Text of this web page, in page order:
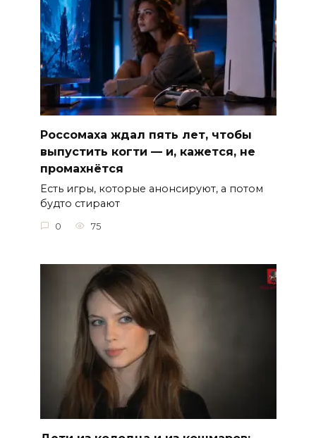
Россомаха ждал пять лет, чтобы
выпустить когти — и, кажется, не
промахнётся
Есть игры, которые анонсируют, а потом
будто стирают
0 75